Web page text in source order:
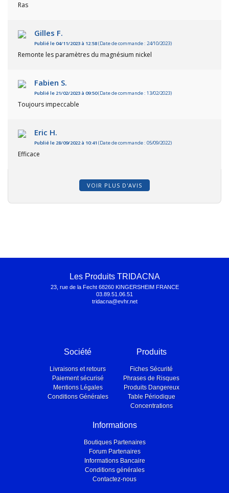
Ras
Gilles F.
Publié le 04/11/2023 à 12:58(Date de commande : 24/10/2023)
Remonte les paramètres du magnésium nickel
Fabien S.
Publié le 21/02/2023 à 09:50(Date de commande : 13/02/2023)
Toujours impeccable
Eric H.
Publié le 28/09/2022 à 10:41 (Date de commande : 05/09/2022)
Efficace
VOIR PLUS D'AVIS
Les Produits TRIDACNA
23, rue de la Fecht 68260 KINGERSHEIM FRANCE
03.89.51.06.51
tridacna@evhr.net
Société
Livraisons et retours
Paiement sécurisé
Mentions Légales
Conditions Générales
Produits
Fiches Sécurité
Phrases de Risques
Produits Dangereux
Table Périodique
Concentrations
Informations
Boutiques Partenaires
Forum Partenaires
Informations Bancaire
Conditions générales
Contactez-nous